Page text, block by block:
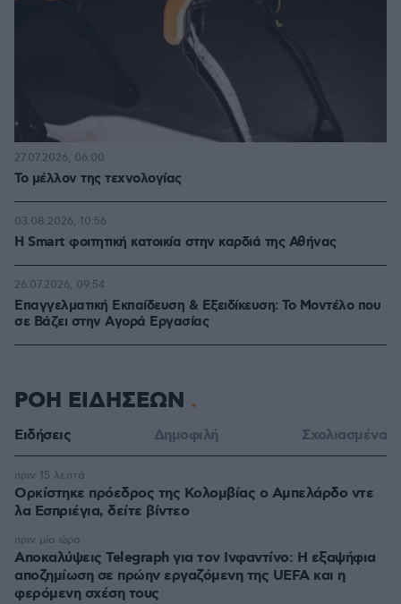
Το μέλλον της τεχνολογίας
27.07.2026, 06:00
Η Smart φοιτητική κατοικία στην καρδιά της Αθήνας
03.08.2026, 10:56
Επαγγελματική Εκπαίδευση & Εξειδίκευση: Το Mοντέλο που
σε Bάζει στην Aγορά Eργασίας
26.07.2026, 09:54
ΡΟΗ ΕΙΔΗΣΕΩΝ
Ειδήσεις Δημοφιλή Σχολιασμένα
Ορκίστηκε πρόεδρος της Κολομβίας ο Αμπελάρδο ντε
λα Εσπριέγια, δείτε βίντεο
πριν 15 λεπτά
Αποκαλύψεις Telegraph για τον Ινφαντίνο: Η εξαψήφια
αποζημίωση σε πρώην εργαζόμενη της UEFA και η
φερόμενη σχέση τους
πριν μία ώρα